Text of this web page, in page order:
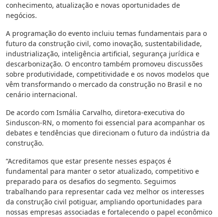
conhecimento, atualização e novas oportunidades de
negócios.
A programação do evento incluiu temas fundamentais para o
futuro da construção civil, como inovação, sustentabilidade,
industrialização, inteligência artificial, segurança jurídica e
descarbonização. O encontro também promoveu discussões
sobre produtividade, competitividade e os novos modelos que
vêm transformando o mercado da construção no Brasil e no
cenário internacional.
De acordo com Ismália Carvalho, diretora-executiva do
Sinduscon-RN, o momento foi essencial para acompanhar os
debates e tendências que direcionam o futuro da indústria da
construção.
“Acreditamos que estar presente nesses espaços é
fundamental para manter o setor atualizado, competitivo e
preparado para os desafios do segmento. Seguimos
trabalhando para representar cada vez melhor os interesses
da construção civil potiguar, ampliando oportunidades para
nossas empresas associadas e fortalecendo o papel econômico